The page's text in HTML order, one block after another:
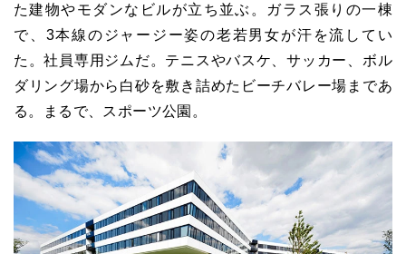
た建物やモダンなビルが立ち並ぶ。ガラス張りの一棟
で、 3本線のジャージー姿の老若男女が汗を流してい
た。社員専用ジムだ。テニスやバスケ、サッカー、ボル
ダリング場から白砂を敷き詰めたビーチバレー場まであ
る。まるで、スポーツ公園。